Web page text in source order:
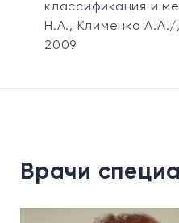
классификация и
Н.А., Клименко
2009
Врачи